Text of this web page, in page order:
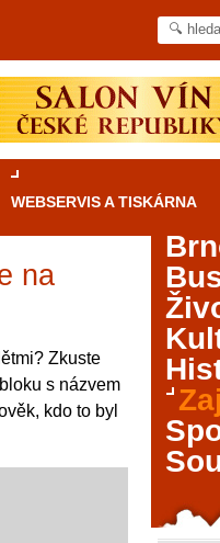
WEBSERVIS A TISKÁRNA
na
Zkuste
s názvem
kdo to byl
v Brně: Od
památky, skvělé
jiné je ale také
vyzkoušet
moravské
her od klasické